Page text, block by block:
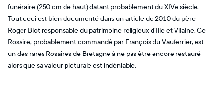
funéraire (250 cm de haut) datant probablement du XIVe siècle.
Tout ceci est bien documenté dans un article de 2010 du père
Roger Blot responsable du patrimoine religieux d’Ille et Vilaine. Ce
Rosaire, probablement commandé par François du Vauferrier, est
un des rares Rosaires de Bretagne à ne pas être encore restauré
alors que sa valeur picturale est indéniable.